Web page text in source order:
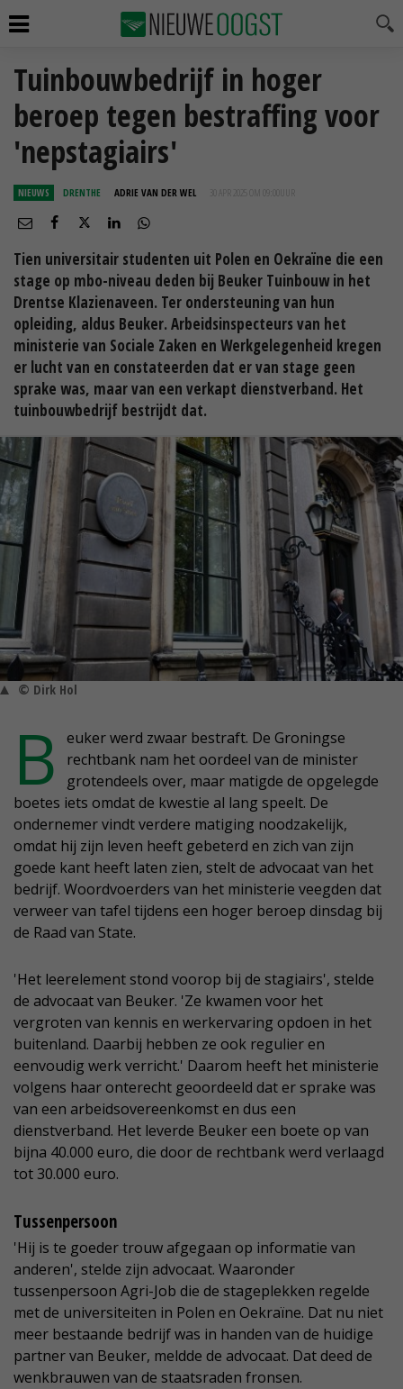
Tuinbouwbedrijf in hoger
beroep tegen bestraffing voor
'nepstagiairs'
NIEUWS DRENTHE ADRIE VAN DER WEL 30 APR 2025 OM 09:00
Tien universitair studenten uit Polen en Oekraïne die een
stage op mbo-niveau deden bij Beuker Tuinbouw in het
Drentse Klazienaveen. Ter ondersteuning van hun
opleiding, aldus Beuker. Arbeidsinspecteurs van het
ministerie van Sociale Zaken en Werkgelegenheid kregen
er lucht van en constateerden dat er van stage geen
sprake was, maar van een verkapt dienstverband. Het
tuinbouwbedrijf bestrijdt dat.
© Dirk Hol
B
euker werd zwaar bestraft. De Groningse
rechtbank nam het oordeel van de minister
grotendeels over, maar matigde de opgelegde
boetes iets omdat de kwestie al lang speelt. De
ondernemer vindt verdere matiging noodzakelijk,
omdat hij zijn leven heeft gebeterd en zich van zijn
goede kant heeft laten zien, stelt de advocaat van het
bedrijf. Woordvoerders van het ministerie veegden dat
verweer van tafel tijdens een hoger beroep dinsdag bij
de Raad van State.
'Het leerelement stond voorop bij de stagiairs', stelde
de advocaat van Beuker. 'Ze kwamen voor het
vergroten van kennis en werkervaring opdoen in het
buitenland. Daarbij hebben ze ook regulier en
eenvoudig werk verricht.' Daarom heeft het ministerie
volgens haar onterecht geoordeeld dat er sprake was
van een arbeidsovereenkomst en dus een
dienstverband. Het leverde Beuker een boete op van
bijna 40.000 euro, die door de rechtbank werd verlaagd
tot 30.000 euro.
Tussenpersoon
'Hij is te goeder trouw afgegaan op informatie van
anderen', stelde zijn advocaat. Waaronder
tussenpersoon Agri-Job die de stageplekken regelde
met de universiteiten in Polen en Oekraïne. Dat nu niet
meer bestaande bedrijf was in handen van de huidige
partner van Beuker, meldde de advocaat. Dat deed de
wenkbrauwen van de staatsraden fronsen.